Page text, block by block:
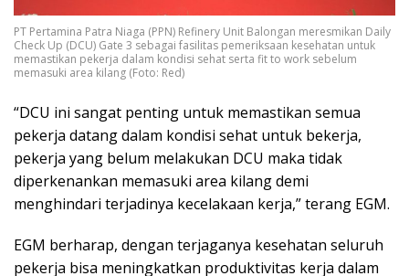
PT Pertamina Patra Niaga (PPN) Refinery Unit Balongan meresmikan Daily
Check Up (DCU) Gate 3 sebagai fasilitas pemeriksaan kesehatan untuk
memastikan pekerja dalam kondisi sehat serta fit to work sebelum
memasuki area kilang (Foto: Red)
“DCU ini sangat penting untuk memastikan semua
pekerja datang dalam kondisi sehat untuk bekerja,
pekerja yang belum melakukan DCU maka tidak
diperkenankan memasuki area kilang demi
menghindari terjadinya kecelakaan kerja,” terang EGM.
EGM berharap, dengan terjaganya kesehatan seluruh
pekerja bisa meningkatkan produktivitas kerja dalam